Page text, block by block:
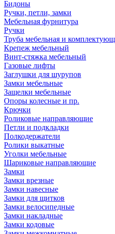
Бидоны
Ручки, петли, замки
Мебельная фурнитура
Ручки
Труба мебельная и
Крепеж мебельный
Винт-стяжка мебельный
Газовые лифты
Заглушки для шурупов
Замки мебельные
Защелки мебельные
Опоры колесные и пр.
Крючки
Роликовые направляющие
Петли и подкладки
Полкодержатели
Ролики выкатные
Уголки мебельные
Шариковые направляющие
Замки
Замки врезные
Замки навесные
Замки для щитков
Замки велосипедные
Замки накладные
Замки кодовые